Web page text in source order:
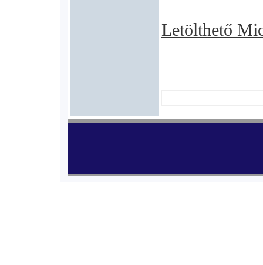
Letölthető